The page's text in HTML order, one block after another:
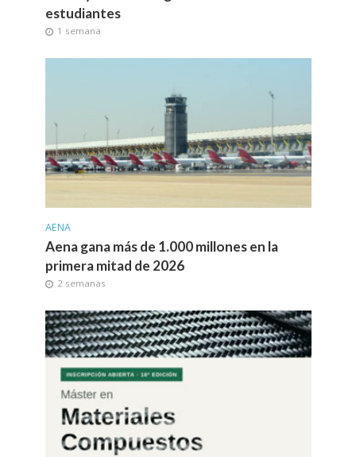
estudiantes
1 semana
AENA
Aena gana más de 1.000 millones en la
primera mitad de 2026
2 semanas